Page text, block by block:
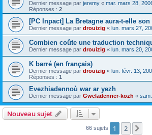
Dernier message par jeremy « mar. mars 28,
Réponses : 2
[PC Inpact] La Bretagne aura-t-elle
Dernier message par drouizig « lun. mars 27,
Combien coûte une traduction
Dernier message par drouizig « lun. mars 20,
K barré (en français)
Dernier message par drouizig « lun. févr. 13,
Réponses : 1
Evezhiadennoù war ar yezh
Dernier message par Gweladenner-kozh «
Nouveau sujet
66 sujets 1 2